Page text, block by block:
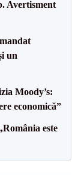
Avertisment
un
Moody’s:
economică”
este